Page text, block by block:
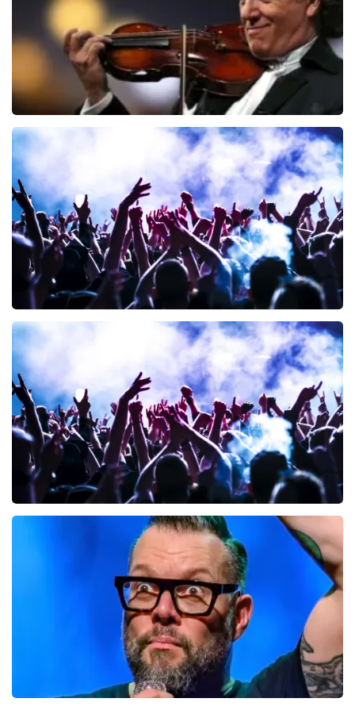
BESTEL NU
BESTEL NU
laatste 30 minuten
BESTEL NU